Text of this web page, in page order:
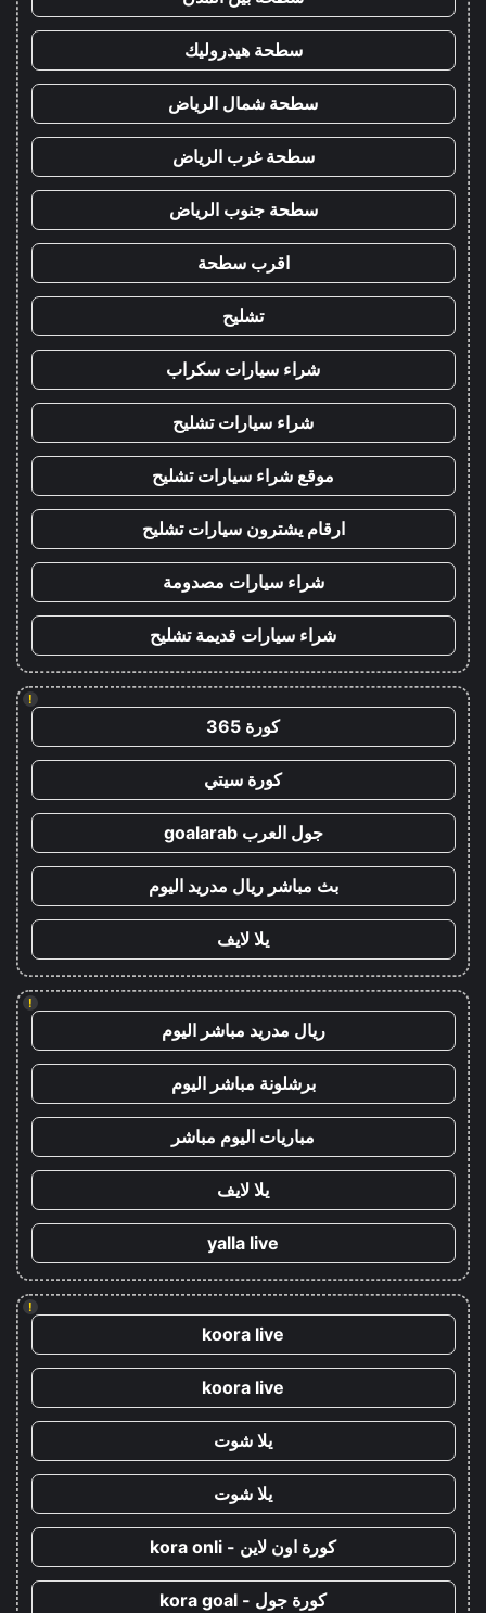
سطحة هيدروليك
سطحة شمال الرياض
سطحة غرب الرياض
سطحة جنوب الرياض
اقرب سطحة
تشليح
شراء سيارات سكراب
شراء سيارات تشليح
موقع شراء سيارات تشليح
ارقام يشترون سيارات تشليح
شراء سيارات مصدومة
شراء سيارات قديمة تشليح
!
كورة 365
كورة سيتي
جول العرب goalarab
بث مباشر ريال مدريد اليوم
يلا لايف
!
ريال مدريد مباشر اليوم
برشلونة مباشر اليوم
مباريات اليوم مباشر
يلا لايف
yalla live
!
koora live
koora live
يلا شوت
يلا شوت
كورة اون لاين - kora onli
كورة جول - kora goal